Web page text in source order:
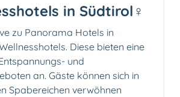
in Südtirol‍♀️
zu Panorama Hotels in
Diese bieten eine
und
an. Gäste können sich in
Spabereichen verwöhnen